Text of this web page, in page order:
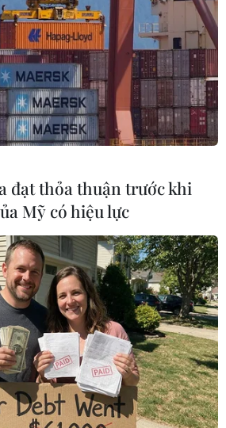
#triển lãm
#di sản
#triều Nguyễn
giáo TP. Huế
đạt thỏa thuận trước khi
Mỹ có hiệu lực